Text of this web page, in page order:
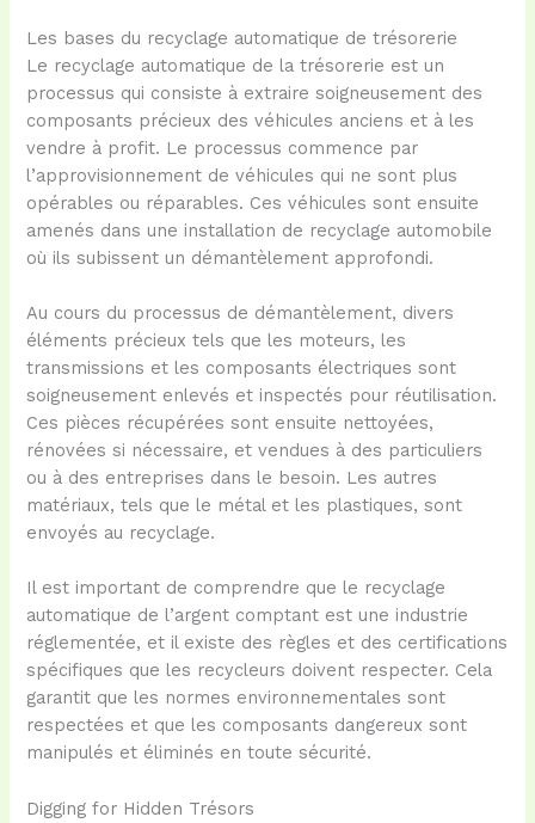
Les bases du recyclage automatique de trésorerie
Le recyclage automatique de la trésorerie est un
processus qui consiste à extraire soigneusement des
composants précieux des véhicules anciens et à les
vendre à profit. Le processus commence par
l’approvisionnement de véhicules qui ne sont plus
opérables ou réparables. Ces véhicules sont ensuite
amenés dans une installation de recyclage automobile
où ils subissent un démantèlement approfondi.
Au cours du processus de démantèlement, divers
éléments précieux tels que les moteurs, les
transmissions et les composants électriques sont
soigneusement enlevés et inspectés pour réutilisation.
Ces pièces récupérées sont ensuite nettoyées,
rénovées si nécessaire, et vendues à des particuliers
ou à des entreprises dans le besoin. Les autres
matériaux, tels que le métal et les plastiques, sont
envoyés au recyclage.
Il est important de comprendre que le recyclage
automatique de l’argent comptant est une industrie
réglementée, et il existe des règles et des certifications
spécifiques que les recycleurs doivent respecter. Cela
garantit que les normes environnementales sont
respectées et que les composants dangereux sont
manipulés et éliminés en toute sécurité.
Digging for Hidden Trésors